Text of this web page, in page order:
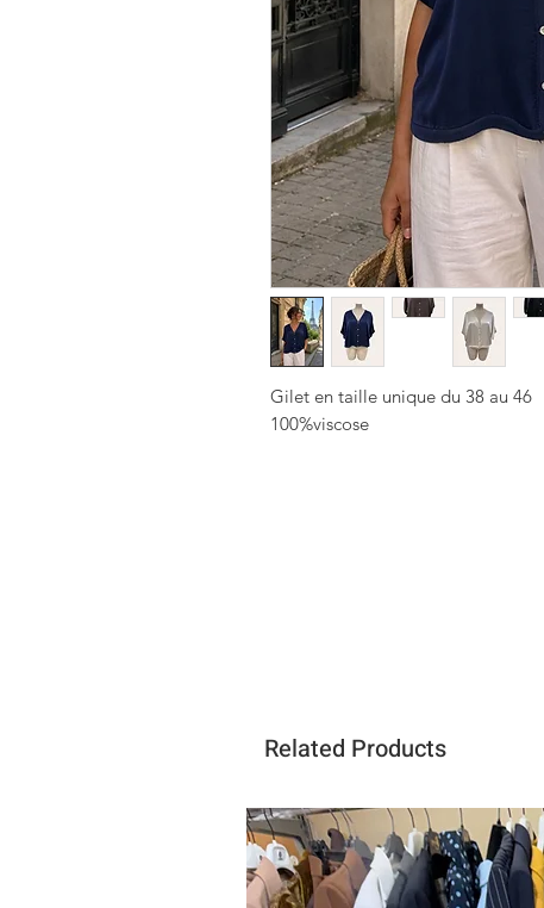
Gilet en taille unique du 38 au 46
100%viscose
Related Products